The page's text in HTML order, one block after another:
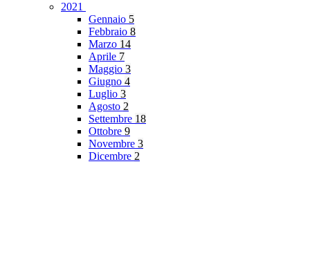
2021
Gennaio 5
Febbraio 8
Marzo 14
Aprile 7
Maggio 3
Giugno 4
Luglio 3
Agosto 2
Settembre 18
Ottobre 9
Novembre 3
Dicembre 2